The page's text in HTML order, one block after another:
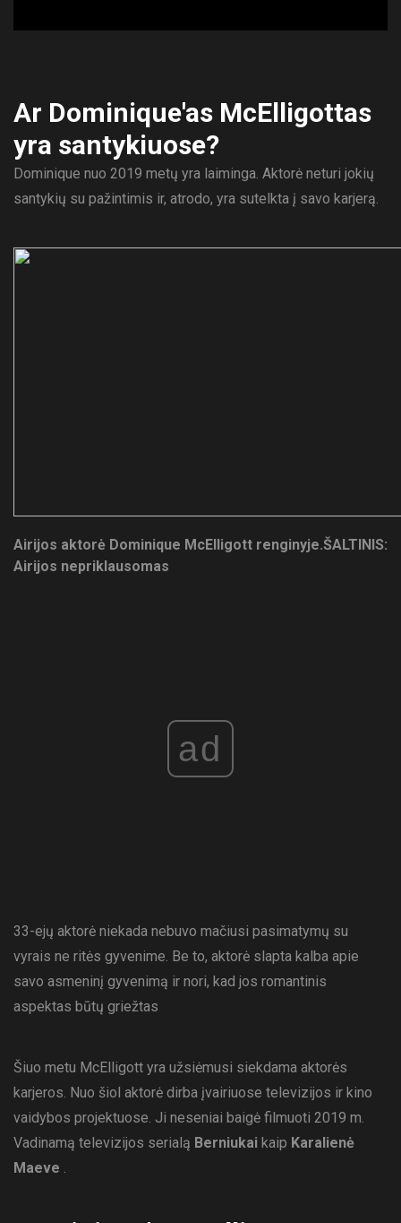
Ar Dominique'as McElligottas
yra santykiuose?
Dominique nuo 2019 metų yra laiminga. Aktorė neturi jokių
santykių su pažintimis ir, atrodo, yra sutelkta į savo karjerą.
Airijos aktorė Dominique McElligott renginyje.ŠALTINIS:
Airijos nepriklausomas
ad
33-ejų aktorė niekada nebuvo mačiusi pasimatymų su
vyrais ne ritės gyvenime. Be to, aktorė slapta kalba apie
savo asmeninį gyvenimą ir nori, kad jos romantinis
aspektas būtų griežtas
Šiuo metu McElligott yra užsiėmusi siekdama aktorės
karjeros. Nuo šiol aktorė dirba įvairiuose televizijos ir kino
vaidybos projektuose. Ji neseniai baigė filmuoti 2019 m.
Vadinamą televizijos serialą Berniukai kaip Karalienė
Maeve .